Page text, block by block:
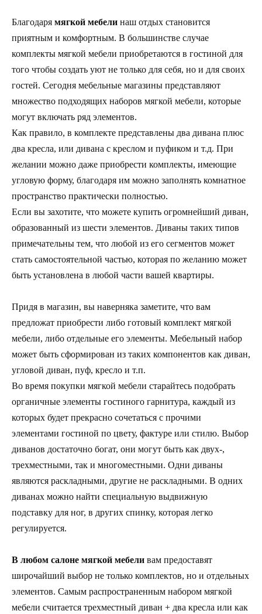
Благодаря мягкой мебели наш отдых становится
приятным и комфортным. В большинстве случае
комплекты мягкой мебели приобретаются в гостиной для
того чтобы создать уют не только для себя, но и для своих
гостей. Сегодня мебельные магазины представляют
множество подходящих наборов мягкой мебели, которые
могут включать ряд элементов.
Как правило, в комплекте представлены два дивана плюс
два кресла, или дивана с креслом и пуфиком и т.д. При
желании можно даже приобрести комплекты, имеющие
угловую форму, благодаря им можно заполнять комнатное
пространство практически полностью.
Если вы захотите, что можете купить огромнейший диван,
образованный из шести элементов. Диваны таких типов
примечательны тем, что любой из его сегментов может
стать самостоятельной частью, которая по желанию может
быть установлена в любой части вашей квартиры.
Придя в магазин, вы наверняка заметите, что вам
предложат приобрести либо готовый комплект мягкой
мебели, либо отдельные его элементы. Мебельный набор
может быть сформирован из таких компонентов как диван,
угловой диван, пуф, кресло и т.п.
Во время покупки мягкой мебели старайтесь подобрать
органичные элементы гостиного гарнитура, каждый из
которых будет прекрасно сочетаться с прочими
элементами гостиной по цвету, фактуре или стилю. Выбор
диванов достаточно богат, они могут быть как двух-,
трехместными, так и многоместными. Одни диваны
являются раскладными, другие не раскладными. В одних
диванах можно найти специальную выдвижную
подставку для ног, в других спинку, которая легко
регулируется.
В любом салоне мягкой мебели вам предоставят
широчайший выбор не только комплектов, но и отдельных
элементов. Самым распространенным набором мягкой
мебели считается трехместный диван + два кресла или как